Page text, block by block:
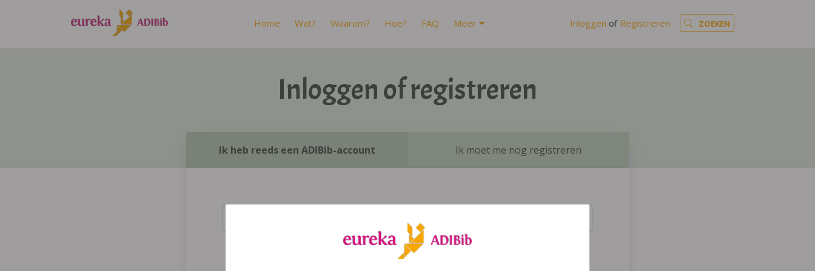
Home Wat? Waarom? Hoe? FAQ Meer Inloggen of Registreren ZOEKEN
Inloggen of registreren
Ik heb reeds een ADIBib-account Ik moet me nog registreren
Inloggen